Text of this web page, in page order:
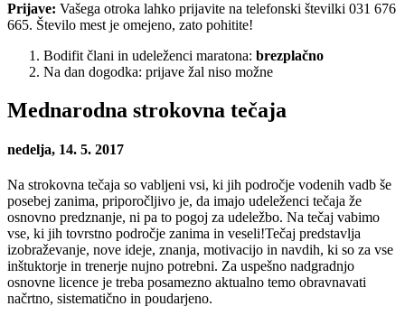
Prijave: Vašega otroka lahko prijavite na telefonski številki 031 676
665. Število mest je omejeno, zato pohitite!
Bodifit člani in udeleženci maratona: brezplačno
Na dan dogodka: prijave žal niso možne
Mednarodna strokovna tečaja
nedelja, 14. 5. 2017
Na strokovna tečaja so vabljeni vsi, ki jih področje vodenih vadb še
posebej zanima, priporočljivo je, da imajo udeleženci tečaja že
osnovno predznanje, ni pa to pogoj za udeležbo. Na tečaj vabimo
vse, ki jih tovrstno področje zanima in veseli!Tečaj predstavlja
izobraževanje, nove ideje, znanja, motivacijo in navdih, ki so za vse
inštuktorje in trenerje nujno potrebni. Za uspešno nadgradnjo
osnovne licence je treba posamezno aktualno temo obravnavati
načrtno, sistematično in poudarjeno.